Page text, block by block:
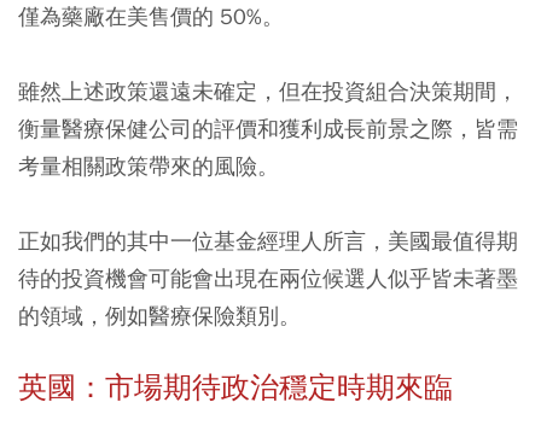
僅為藥廠在美售價的 50%。
雖然上述政策還遠未確定，但在投資組合決策期間，
衡量醫療保健公司的評價和獲利成長前景之際，皆需
考量相關政策帶來的風險。
正如我們的其中一位基金經理人所言，美國最值得期
待的投資機會可能會出現在兩位候選人似乎皆未著墨
的領域，例如醫療保險類別。
英國：市場期待政治穩定時期來臨